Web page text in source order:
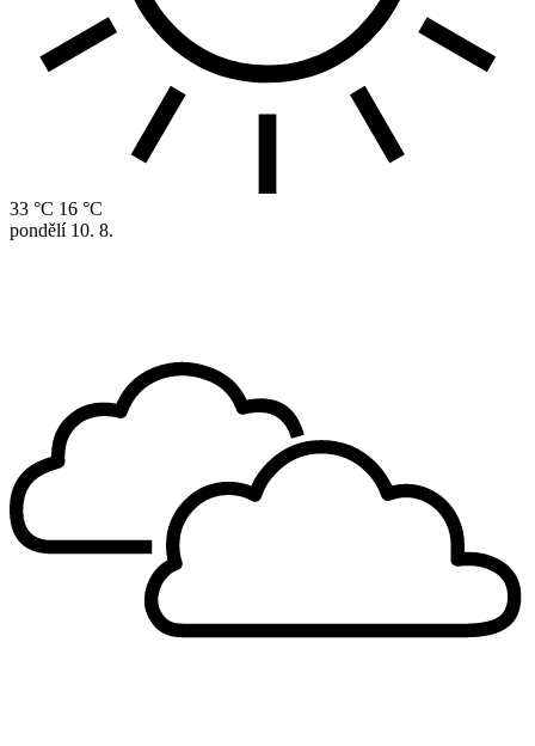
33 °C 16 °C
pondělí 10. 8.